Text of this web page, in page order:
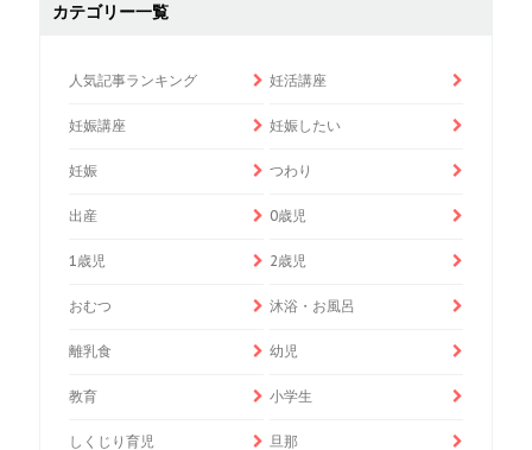
カテゴリー一覧
人気記事ランキング 妊活講座
妊娠講座 妊娠したい
妊娠 つわり
出産 0歳児
1歳児 2歳児
おむつ 沐浴・お風呂
離乳食 幼児
教育 小学生
しくじり育児 旦那